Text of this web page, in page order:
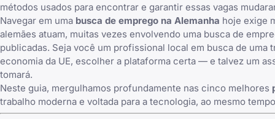
métodos usados para encontrar e garantir essas vagas
Navegar em uma busca de emprego na Alemanha hoje exige
alemães atuam, muitas vezes envolvendo uma busca de
publicadas. Seja você um profissional local em busca de
economia da UE, escolher a plataforma certa — e talvez um
tomará.
Neste guia, mergulhamos profundamente nas cinco melhores
trabalho moderna e voltada para a tecnologia, ao mesmo